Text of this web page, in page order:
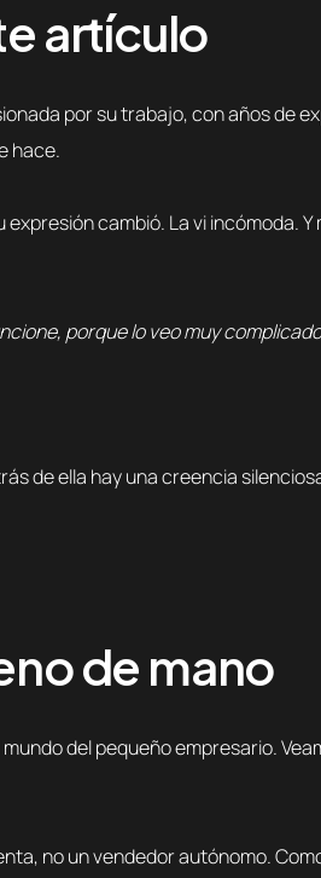
artículo
por su trabajo, con años de
hace.
cambió. La vi incómoda. Y
porque lo veo muy
de ella hay una creencia
de mano
del pequeño empresario.